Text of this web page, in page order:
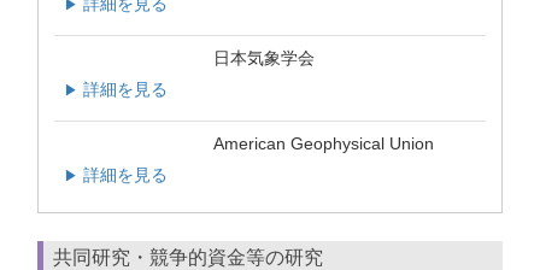
▶
日本気象学会
▶ 詳細を見る
American Geophysical Union
▶ 詳細を見る
共同研究・競争的資金等の研究